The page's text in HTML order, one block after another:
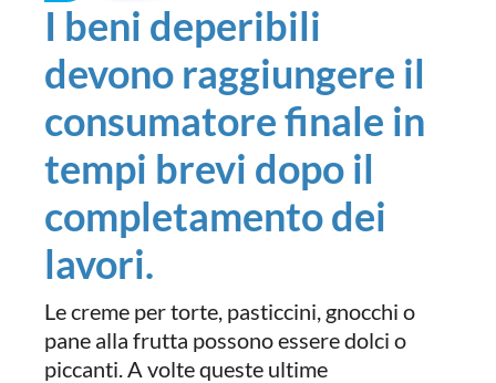
I beni deperibili
devono raggiungere il
consumatore finale in
tempi brevi dopo il
completamento dei
lavori.
Le creme per torte, pasticcini, gnocchi o
pane alla frutta possono essere dolci o
piccanti. A volte queste ultime